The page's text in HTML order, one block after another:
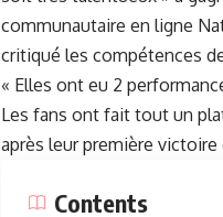
communautaire en ligne
critiqué les compétences
« Elles ont eu 2
Les fans ont fait tout un
après leur première
Contents